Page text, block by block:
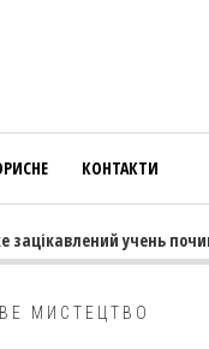
КОНТАКТИ
учень
МИСТЕЦТВО